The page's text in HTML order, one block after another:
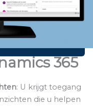
365
: U krijgt toegang
die u helpen